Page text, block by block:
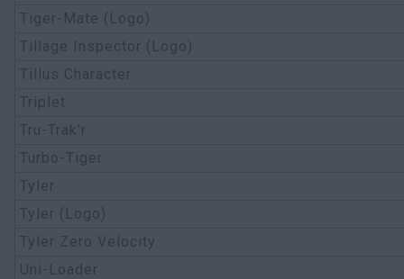
Tiger-Mate (Logo)
Tillage Inspector (Logo)
Tillus Character
Triplet
Tru-Trak'r
Turbo-Tiger
Tyler
Tyler (Logo)
Tyler Zero Velocity
Uni-Loader